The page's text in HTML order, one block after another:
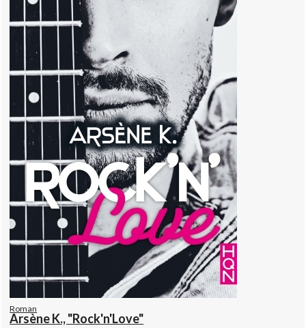
Roman
Arsène K., "Rock'n'Love"